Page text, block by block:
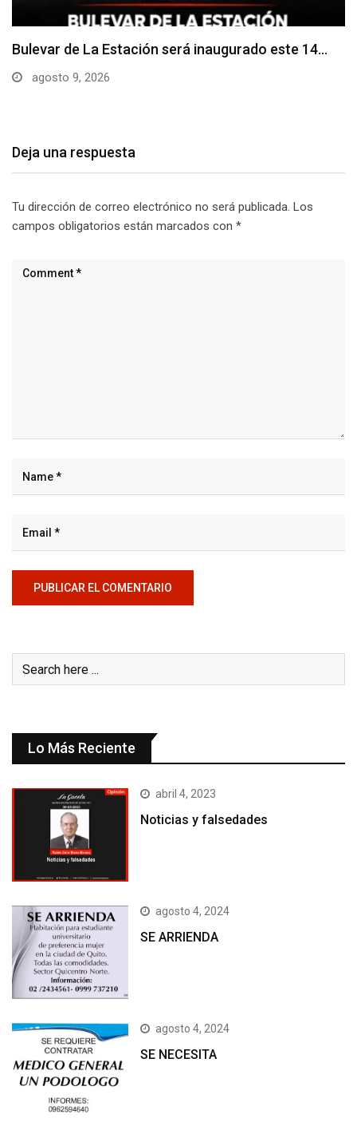
Adoquines levantados generan preocupación en
dos vías de…
Deja una respuesta
Tu dirección de correo electrónico no será publicada. Los
campos obligatorios están marcados con *
Lo Más Reciente
abril 4, 2023
Noticias y falsedades
agosto 4, 2024
SE ARRIENDA
agosto 4, 2024
SE NECESITA